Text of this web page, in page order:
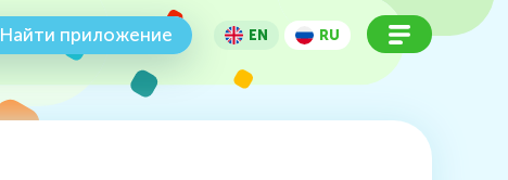
Найти приложение EN RU